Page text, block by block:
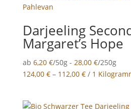
Darjeeling
Margaret’s Hope
ab 6,20 €/50g - 28,00 €/250g
124,00 €– 112,00 €/ 1